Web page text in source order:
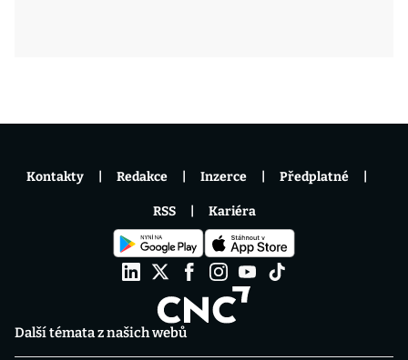
Další témata z našich webů
Kontakty Redakce Inzerce Předplatné
RSS Kariéra